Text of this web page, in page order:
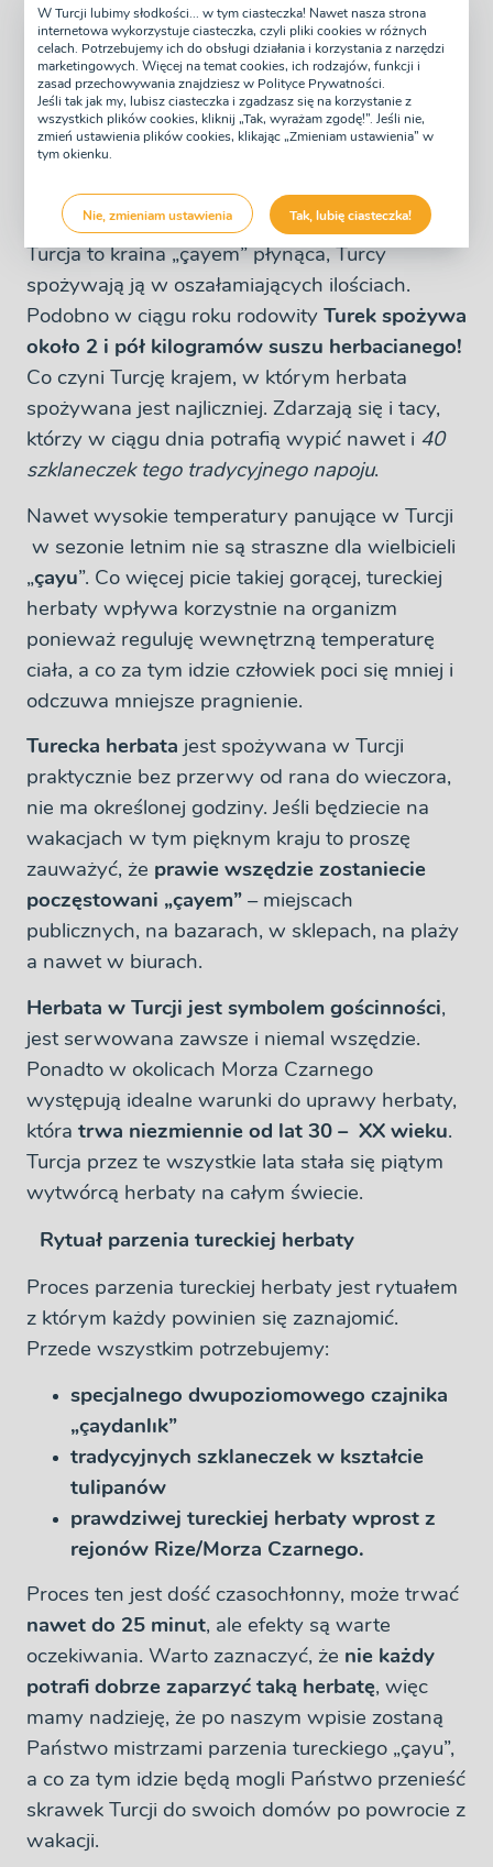
Herbata po turecku zamiast wody...
Turcja to kraina „çayem” płynąca, Turcy
spożywają ją w oszałamiających ilościach.
Podobno w ciągu roku rodowityTurek spożywa
około 2 i pół kilogramów suszu herbacianego!
Co czyni Turcję krajem, w którym herbata
spożywana jest najliczniej. Zdarzają się i tacy,
którzy w ciągu dnia potrafią wypić nawet i 40
szklaneczek tego tradycyjnego napoju.
Nawet wysokie temperatury panujące w Turcji
w sezonie letnim nie są straszne dla wielbicieli
„çayu”. Co więcej picie takiej gorącej, tureckiej
herbaty wpływa korzystnie na organizm
ponieważ reguluję wewnętrzną temperaturę
ciała, a co za tym idzie człowiek poci się mniej i
odczuwa mniejsze pragnienie.
Turecka herbata jest spożywana w Turcji
praktycznie bez przerwy od rana do wieczora,
nie ma określonej godziny. Jeśli będziecie na
wakacjach w tym pięknym kraju to proszę
zauważyć, że prawie wszędzie zostaniecie
poczęstowani „çayem”– miejscach
publicznych, na bazarach, w sklepach, na plaży
a nawet w biurach.
Herbata w Turcji jest symbolem gościnności,
jest serwowana zawsze i niemal wszędzie.
Ponadto w okolicach Morza Czarnego
występują idealne warunki do uprawy herbaty,
która trwa niezmiennie od lat 30 – XX wieku.
Turcja przez te wszystkie lata stała się piątym
wytwórcą herbaty na całym świecie.
Rytuał parzenia tureckiej herbaty
Proces parzenia tureckiej herbaty jest rytuałem
z którym każdy powinien się zaznajomić.
Przede wszystkim potrzebujemy:
specjalnego dwupoziomowego czajnika
„çaydanlık”
tradycyjnych szklaneczek w kształcie
tulipanów
prawdziwej tureckiej herbatywprost z
rejonów Rize/Morza Czarnego.
Proces ten jest dość czasochłonny, może trwać
nawet do 25 minut, ale efekty są warte
oczekiwania. Warto zaznaczyć, że nie każdy
potrafi dobrze zaparzyć taką herbatę, więc
mamy nadzieję, że po naszym wpisie zostaną
Państwo mistrzami parzenia tureckiego „çayu”,
a co za tym idzie będą mogli Państwo przenieść
skrawek Turcji do swoich domów po powrocie z
wakacji.
W Turcji lubimy słodkości... w tym ciasteczka! Nawet nasza strona
internetowa wykorzystuje ciasteczka, czyli pliki cookies w różnych
celach. Potrzebujemy ich do obsługi działania i korzystania z narzędzi
marketingowych. Więcej na temat cookies, ich rodzajów, funkcji i
zasad przechowywania znajdziesz w Polityce Prywatności.
Jeśli tak jak my, lubisz ciasteczka i zgadzasz się na korzystanie z
wszystkich plików cookies, kliknij „Tak, wyrażam zgodę!”. Jeśli nie,
zmień ustawienia plików cookies, klikając „Zmieniam ustawienia” w
tym okienku.
Nie, zmieniam ustawienia Tak, lubię ciasteczka!